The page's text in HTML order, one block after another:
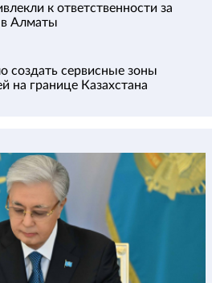
к ответственности за
в Алматы
создать сервисные зоны
на границе Казахстана